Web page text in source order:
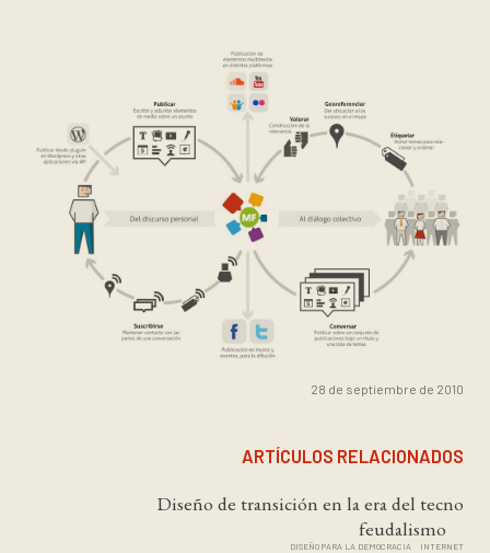
28 de septiembre de 2010
ARTÍCULOS RELACIONADOS
Diseño de transición en la era del tecno
feudalismo
DISEÑO PARA LA DEMOCRACIA INTERNET